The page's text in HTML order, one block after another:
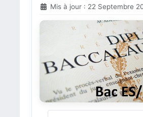
Mis à jour : 22 Septembre